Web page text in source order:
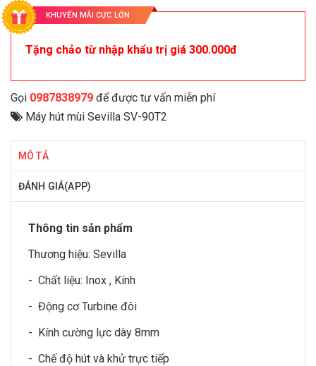
KHUYẾN MÃI CỰC LỚN
Tặng chảo từ nhập khẩu trị giá 300.000đ
Gọi 0987838979 để được tư vấn miễn phí
Máy hút mùi Sevilla SV-90T2
MÔ TẢ
ĐÁNH GIÁ(APP)
Thông tin sản phẩm
Thương hiệu: Sevilla
- Chất liệu: Inox , Kính
- Động cơ Turbine đôi
- Kính cường lực dày 8mm
- Chế độ hút và khử trực tiếp